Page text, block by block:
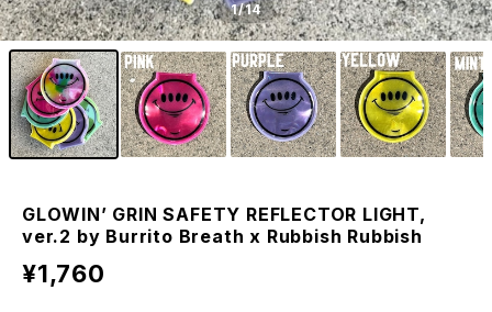
1/14
GLOWIN’ GRIN SAFETY REFLECTOR LIGHT,
ver.2 by Burrito Breath x Rubbish Rubbish
¥1,760